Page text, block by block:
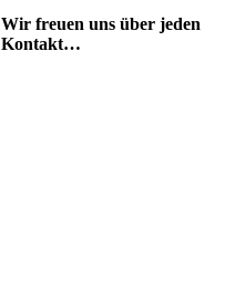
Wir freuen uns über jeden
Kontakt…